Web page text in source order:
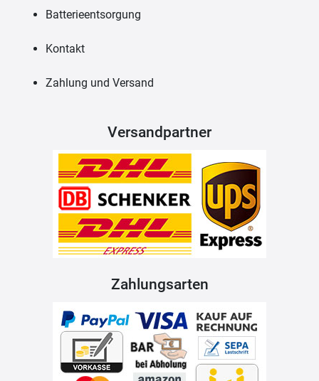
Batterieentsorgung
Kontakt
Zahlung und Versand
Versandpartner
Zahlungsarten